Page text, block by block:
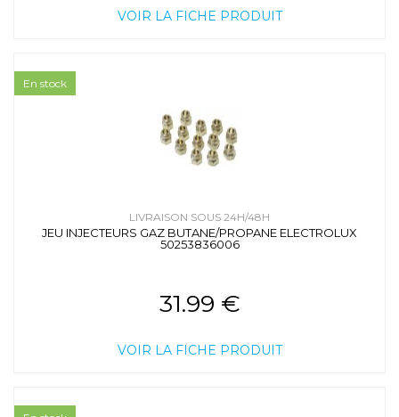
VOIR LA FICHE PRODUIT
LIVRAISON SOUS 24H/48H
JEU INJECTEURS GAZ BUTANE/PROPANE ELECTROLUX
50253836006
31.99 €
VOIR LA FICHE PRODUIT
En stock